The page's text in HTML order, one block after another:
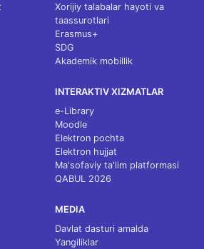
Xorijiy talabalar hayoti va
taassurotlari
Erasmus+
SDG
Akademik mobillik
INTERAKTIV XIZMATLAR
e-Library
Moodle
Elektron pochta
Elektron hujjat
Ma'sofaviy ta'lim platformasi
QABUL 2026
MEDIA
Davlat dasturi amalda
Yangiliklar